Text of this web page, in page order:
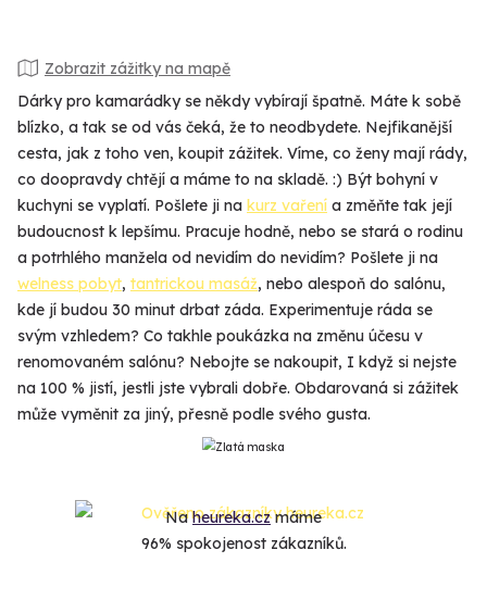
Zobrazit zážitky na mapě
Dárky pro kamarádky se někdy vybírají špatně. Máte k sobě
blízko, a tak se od vás čeká, že to neodbydete. Nejfikanější
cesta, jak z toho ven, koupit zážitek. Víme, co ženy mají rády,
co doopravdy chtějí a máme to na skladě. :) Být bohyní v
kuchyni se vyplatí. Pošlete ji na kurz vaření a změňte tak její
budoucnost k lepšímu. Pracuje hodně, nebo se stará o rodinu
a potrhlého manžela od nevidím do nevidím? Pošlete ji na
welness pobyt, tantrickou masáž, nebo alespoň do salónu,
kde jí budou 30 minut drbat záda. Experimentuje ráda se
svým vzhledem? Co takhle poukázka na změnu účesu v
renomovaném salónu? Nebojte se nakoupit, I když si nejste
na 100 % jistí, jestli jste vybrali dobře. Obdarovaná si zážitek
může vyměnit za jiný, přesně podle svého gusta.
Naheureka.czmáme
96% spokojenost zákazníků.